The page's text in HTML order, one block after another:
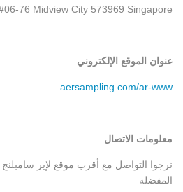
76 Midview City 573969 Singapore
عنوان الموقع الإلكتروني
aersampling.com/ar-www
معلومات الاتصال
:نرجوا التواصل مع أقرب موقع لإير سامبلنج
المفضلة